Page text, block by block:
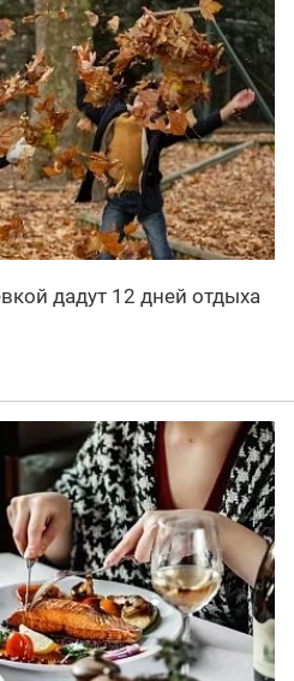
дадут 12 дней отдыха